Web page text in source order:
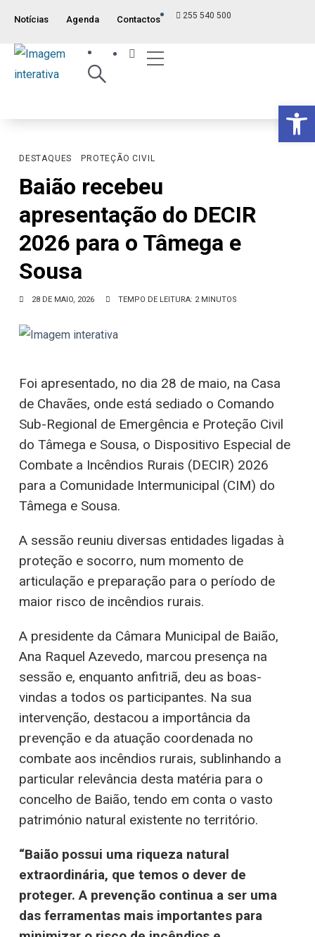
Notícias Agenda Contactos 255 540 500
DESTAQUES PROTEÇÃO CIVIL
Baião recebeu
apresentação do DECIR
2026 para o Tâmega e
Sousa
28 DE MAIO, 2026 TEMPO DE LEITURA: 2 MINUTOS
Foi apresentado, no dia 28 de maio, na Casa
de Chavães, onde está sediado o Comando
Sub-Regional de Emergência e Proteção Civil
do Tâmega e Sousa, o Dispositivo Especial de
Combate a Incêndios Rurais (DECIR) 2026
para a Comunidade Intermunicipal (CIM) do
Tâmega e Sousa.
A sessão reuniu diversas entidades ligadas à
proteção e socorro, num momento de
articulação e preparação para o período de
maior risco de incêndios rurais.
A presidente da Câmara Municipal de Baião,
Ana Raquel Azevedo, marcou presença na
sessão e, enquanto anfitriã, deu as boas-
vindas a todos os participantes. Na sua
intervenção, destacou a importância da
prevenção e da atuação coordenada no
combate aos incêndios rurais, sublinhando a
particular relevância desta matéria para o
concelho de Baião, tendo em conta o vasto
património natural existente no território.
“Baião possui uma riqueza natural
extraordinária, que temos o dever de
proteger. A prevenção continua a ser uma
das ferramentas mais importantes para